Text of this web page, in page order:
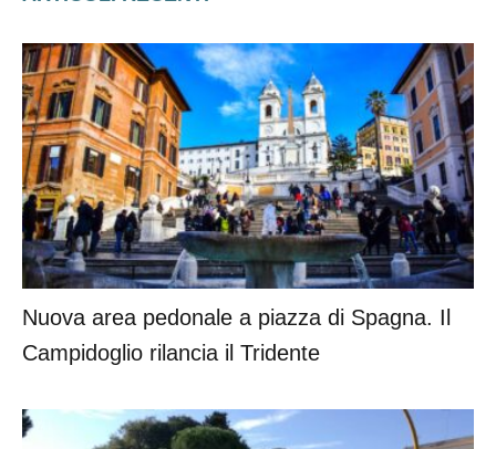
Nuova area pedonale a piazza di Spagna. Il
Campidoglio rilancia il Tridente